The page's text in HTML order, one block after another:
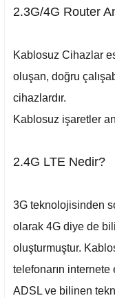
2.3G/4G Router
Kablosuz Cihazlar
oluşan, doğru
cihazlardır.
Kablosuz işaretler
2.4G LTE Nedir?
3G teknolojisinden
olarak 4G diye de
oluşturmuştur.
telefonarın
ADSL ve bilinen